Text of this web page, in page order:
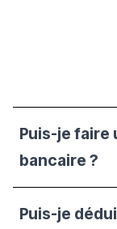
Puis-je faire
bancaire ?
Puis-je